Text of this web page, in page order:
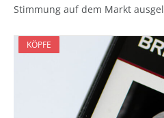
Stimmung auf dem Markt
KÖPFE